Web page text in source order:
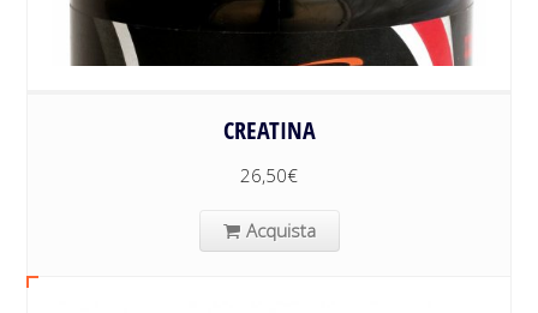
CREATINA
26,50€
Acquista